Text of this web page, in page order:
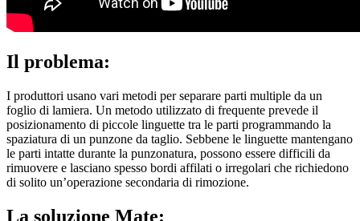
Il problema:
I produttori usano vari metodi per separare parti multiple da un
foglio di lamiera. Un metodo utilizzato di frequente prevede il
posizionamento di piccole linguette tra le parti programmando la
spaziatura di un punzone da taglio. Sebbene le linguette mantengano
le parti intatte durante la punzonatura, possono essere difficili da
rimuovere e lasciano spesso bordi affilati o irregolari che richiedono
di solito un’operazione secondaria di rimozione.
La soluzione Mate: